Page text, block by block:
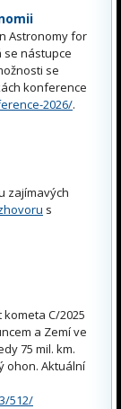
Astronomy for
se nástupce
se
konference
2026/.
zajímavých
s
C/2025
a Zemí ve
75 mil. km.
ohon. Aktuální
512/